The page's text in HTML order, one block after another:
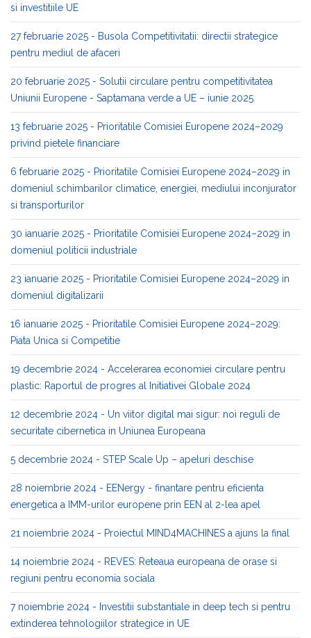
si investitiile UE
27 februarie 2025 - Busola Competitivitatii: directii strategice
pentru mediul de afaceri
20 februarie 2025 - Solutii circulare pentru competitivitatea
Uniunii Europene - Saptamana verde a UE – iunie 2025
13 februarie 2025 - Prioritatile Comisiei Europene 2024–2029
privind pietele financiare
6 februarie 2025 - Prioritatile Comisiei Europene 2024–2029 in
domeniul schimbarilor climatice, energiei, mediului inconjurator
si transporturilor
30 ianuarie 2025 - Prioritatile Comisiei Europene 2024–2029 in
domeniul politicii industriale
23 ianuarie 2025 - Prioritatile Comisiei Europene 2024–2029 in
domeniul digitalizarii
16 ianuarie 2025 - Prioritatile Comisiei Europene 2024–2029:
Piata Unica si Competitie
19 decembrie 2024 - Accelerarea economiei circulare pentru
plastic: Raportul de progres al Initiativei Globale 2024
12 decembrie 2024 - Un viitor digital mai sigur: noi reguli de
securitate cibernetica in Uniunea Europeana
5 decembrie 2024 - STEP Scale Up – apeluri deschise
28 noiembrie 2024 - EENergy - finantare pentru eficienta
energetica a IMM-urilor europene prin EEN al 2-lea apel
21 noiembrie 2024 - Proiectul MIND4MACHINES a ajuns la final
14 noiembrie 2024 - REVES: Reteaua europeana de orase si
regiuni pentru economia sociala
7 noiembrie 2024 - Investitii substantiale in deep tech si pentru
extinderea tehnologiilor strategice in UE